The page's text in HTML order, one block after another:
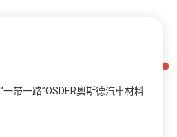
帶一路”OSDER奧斯德汽車材料